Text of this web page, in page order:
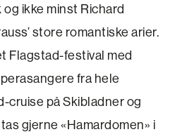
ikke minst Richard
store romantiske arier.
Flagstad-festival med
fra hele
cruise på Skibladner og
gjerne «Hamardomen» i